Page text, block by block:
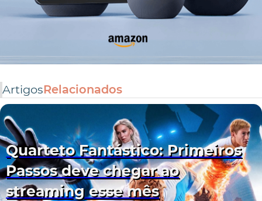
ArtigosRelacionados
Quarteto Fantástico: Primeiros
Passos deve chegar ao
streaming esse mês